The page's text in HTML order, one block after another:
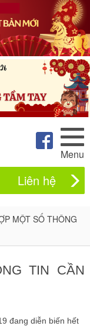
Menu
Liên hệ
MỘT SỐ THÔNG
TIN CẦN
diễn biến hết